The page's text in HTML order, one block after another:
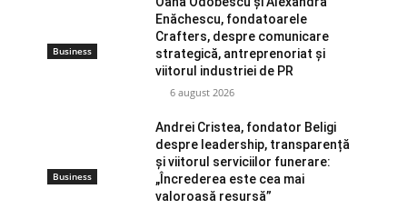
Business
Enăchescu, fondatoarele
Crafters, despre comunicare
strategică, antreprenoriat și
viitorul industriei de PR
6 august 2026
Business
Andrei Cristea, fondator Beligi
despre leadership, transparență
și viitorul serviciilor funerare:
„Încrederea este cea mai
valoroasă resursă”